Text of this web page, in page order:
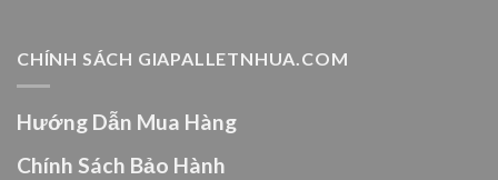
CHÍNH SÁCH GIAPALLETNHUA.COM
Hướng Dẫn Mua Hàng
Chính Sách Bảo Hành